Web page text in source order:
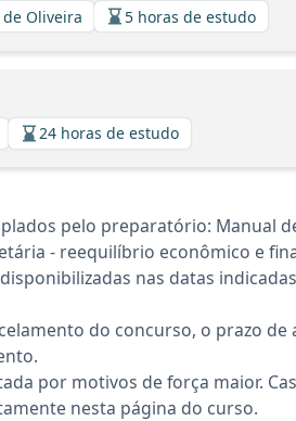
de Oliveira 5 horas de estudo
24 horas de estudo
pelo preparatório: Manual
- reequilíbrio econômico e
nas datas
do concurso, o prazo
por motivos de força maior.
nesta página do curso.